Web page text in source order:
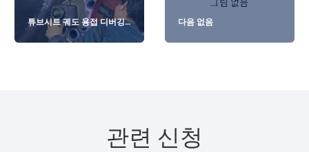
튜브시트 궤도 용접 디버깅 -
보일러 플랜트
다음 없음
관련 신청